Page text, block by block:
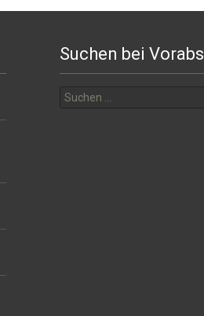
Suchen bei Vorabs
nach: